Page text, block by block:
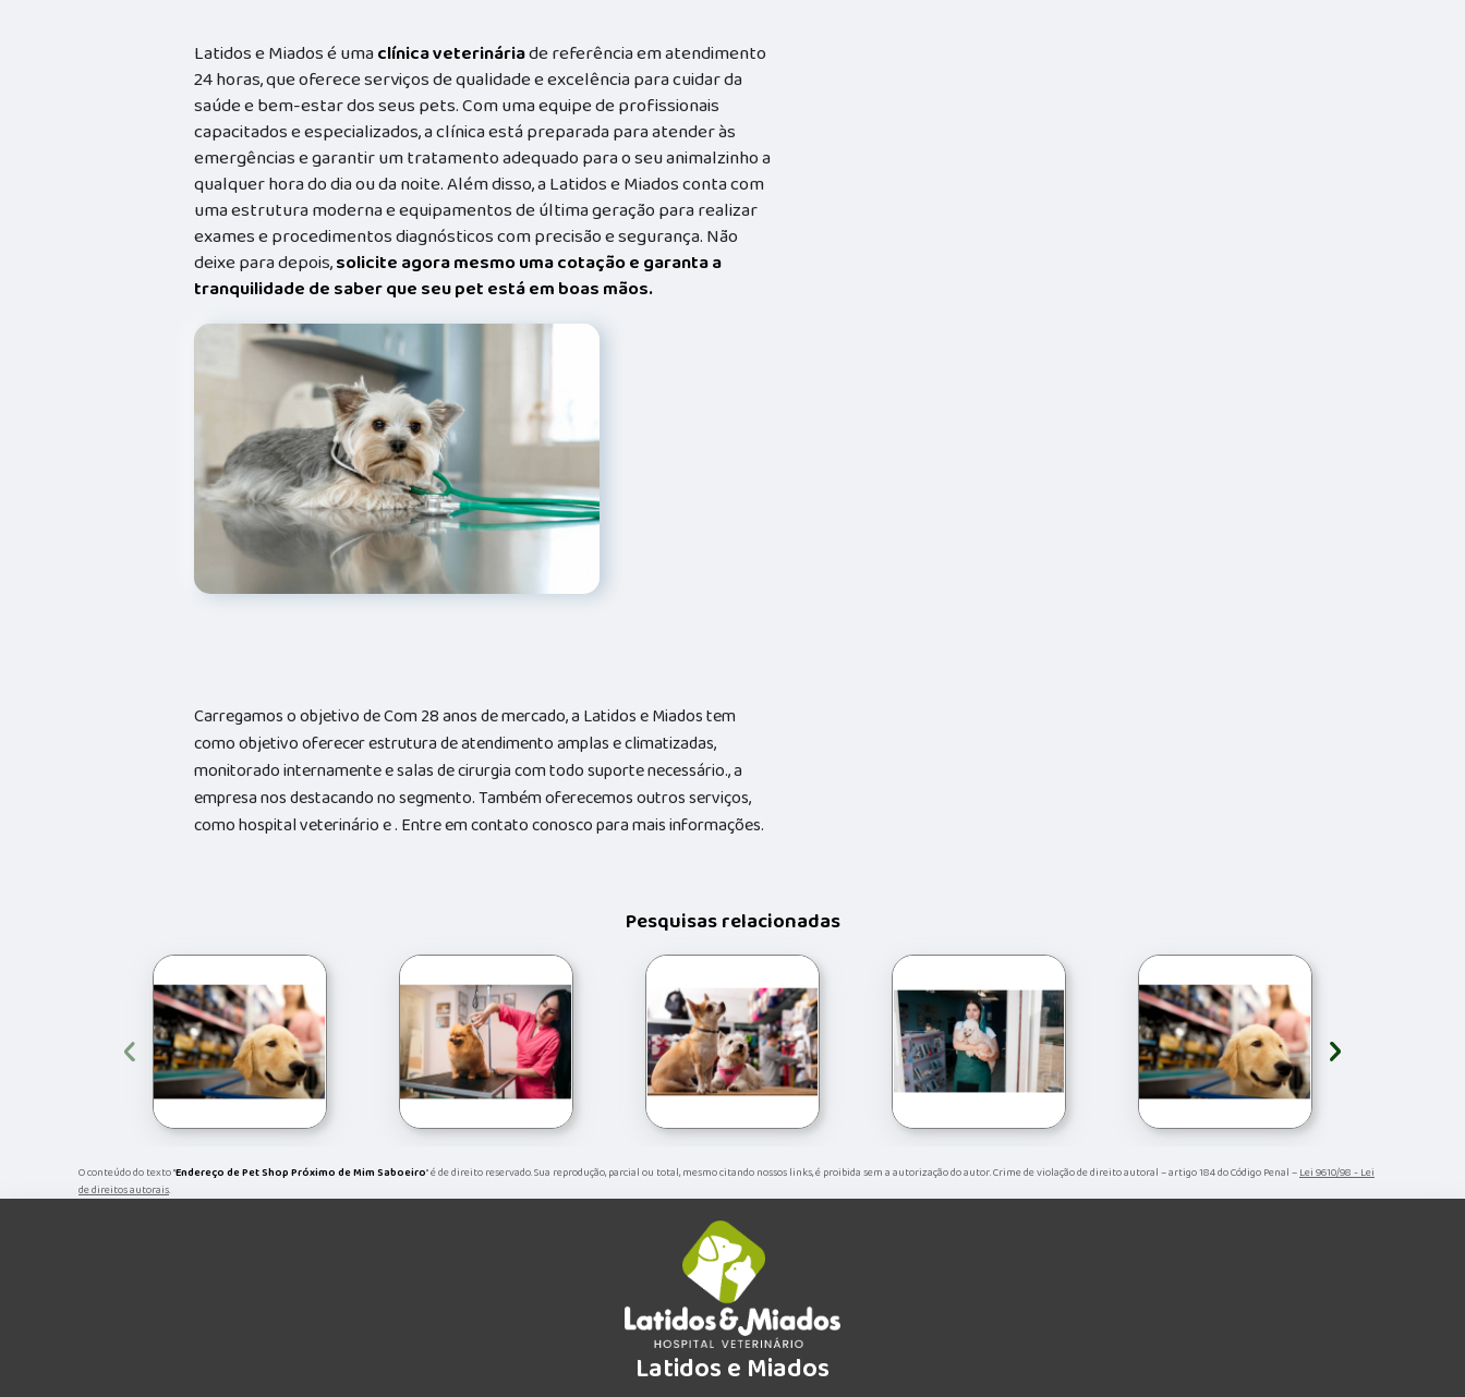
Latidos e Miados é umaclínica veterináriade referência em atendimento
24 horas, que oferece serviços de qualidade e excelência para cuidar da
saúde e bem-estar dos seus pets. Com uma equipe de profissionais
capacitados e especializados, a clínica está preparada para atender às
emergências e garantir um tratamento adequado para o seu animalzinho a
qualquer hora do dia ou da noite. Além disso, a Latidos e Miados conta com
uma estrutura moderna e equipamentos de última geração para realizar
exames e procedimentos diagnósticos com precisão e segurança. Não
deixe para depois,solicite agora mesmo uma cotação e garanta a
tranquilidade de saber que seu pet está em boas mãos.
Carregamos o objetivo de Com 28 anos de mercado, a Latidos e Miados tem
como objetivo oferecer estrutura de atendimento amplas e climatizadas,
monitorado internamente e salas de cirurgia com todo suporte necessário., a
empresa nos destacando no segmento. Também oferecemos outros serviços,
como hospital veterinário e . Entre em contato conosco para mais informações.
Pesquisas relacionadas
‹ ›
O conteúdo do texto "Endereço de Pet Shop Próximo de Mim Saboeiro" é de direito reservado. Sua reprodução, parcial ou total, mesmo citando nossos links, é proibida sem a autorização do autor. Crime de violação de direito autoral – artigo 184 do Código Penal –Lei 9610/98 - Lei
de direitos autorais.
Latidos e Miados